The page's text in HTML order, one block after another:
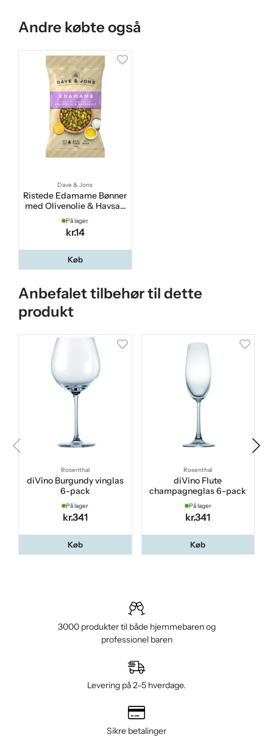
Andre købte også
Dave & Jons
Ristede Edamame Bønner
med Olivenolie & Havsalt
100 g
På lager
kr.14
Køb
Anbefalet tilbehør til dette
produkt
Rosenthal
diVino Burgundy vinglas
6-pack
På lager
kr.341
Køb
Rosenthal
diVino Flute
champagneglas 6-pack
På lager
kr.341
Køb
3000 produkter til både hjemmebaren og
professionel baren
Levering på 2–5 hverdage.
Sikre betalinger